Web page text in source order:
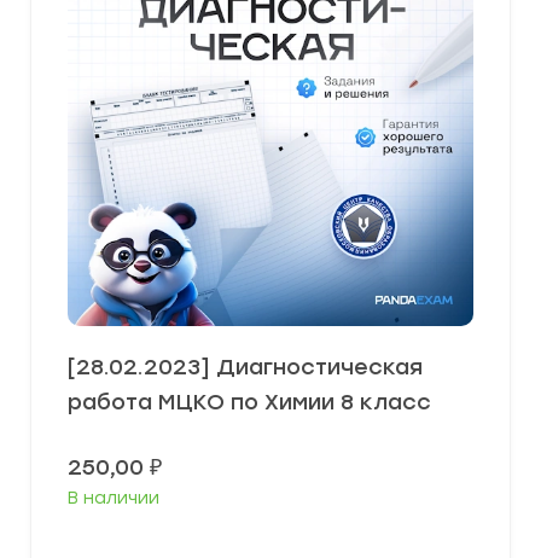
[28.02.2023] Диагностическая
работа МЦКО по Химии 8 класс
250,00 ₽
В наличии